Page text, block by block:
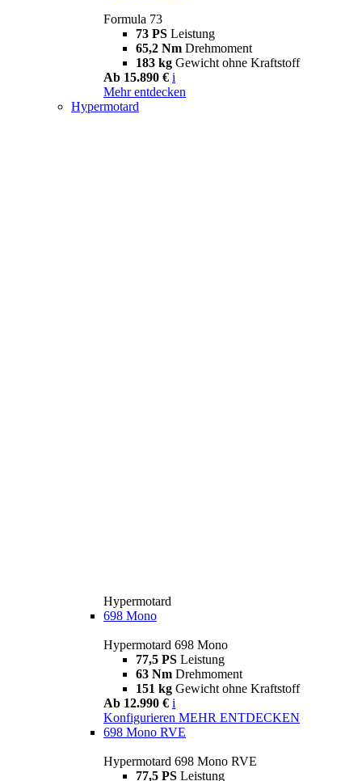
Formula 73
73 PS Leistung
65,2 Nm Drehmoment
183 kg Gewicht ohne Kraftstoff
Ab 15.890 € i
Mehr entdecken
Hypermotard
Hypermotard
698 Mono
Hypermotard 698 Mono
77,5 PS Leistung
63 Nm Drehmoment
151 kg Gewicht ohne Kraftstoff
Ab 12.990 € i
Konfigurieren MEHR ENTDECKEN
698 Mono RVE
Hypermotard 698 Mono RVE
77,5 PS Leistung